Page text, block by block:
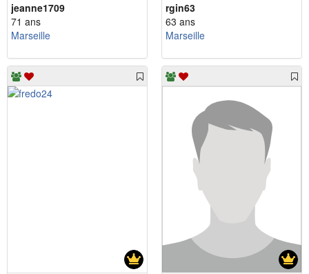
jeanne1709
71 ans
Marseille
rgin63
63 ans
Marseille